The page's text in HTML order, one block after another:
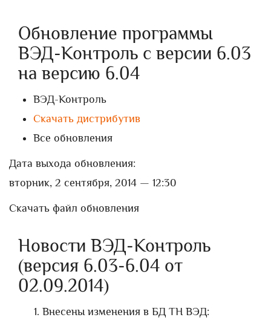
Обновление программы
ВЭД-Контроль с версии 6.03
на версию 6.04
ВЭД-Контроль
Скачать дистрибутив
Все обновления
Дата выхода обновления:
вторник, 2 сентября, 2014 — 12:30
Скачать файл обновления
Новости ВЭД-Контроль
(версия 6.03-6.04 от
02.09.2014)
Внесены изменения в БД ТН ВЭД: